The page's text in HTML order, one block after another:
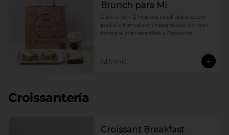
Brunch para Mi
Café o Té + 2 huevos pochados sobre
palta o tomate en rebanadas de pan
integral con semillas + Brownie
$13.990
Croissantería
Croissant Breakfast